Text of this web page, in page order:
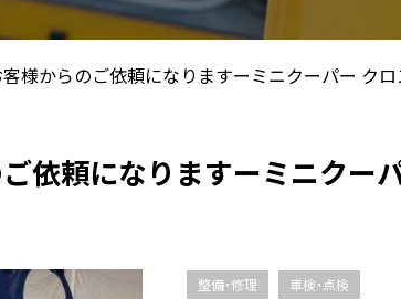
様からのご依頼になりますーミニクーパー ク
依頼になりますーミニクー
整備・修理 車検・点検